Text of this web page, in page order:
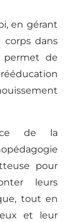
en gérant
corps dans
permet de
de la
pour
leurs
tout en
et leur